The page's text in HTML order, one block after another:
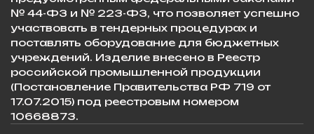
№ 44-ФЗ и № 223-ФЗ, что позволяет успешно
участвовать в тендерных процедурах и
поставлять оборудование для бюджетных
учреждений. Изделие внесено в Реестр
российской промышленной продукции
(Постановление Правительства РФ 719 от
17.07.2015) под реестровым номером
10668873.